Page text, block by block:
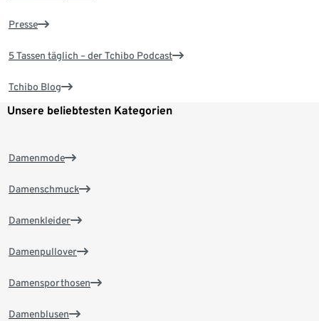
Presse
5 Tassen täglich – der Tchibo Podcast
Tchibo Blog
Unsere beliebtesten Kategorien
Damenmode
Damenschmuck
Damenkleider
Damenpullover
Damensporthosen
Damenblusen